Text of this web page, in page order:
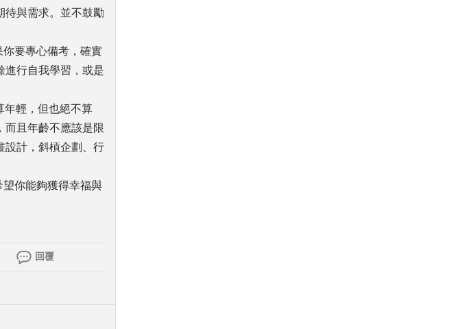
待與需求。並不鼓勵
要專心備考，確實
進行自我學習，或是
年輕，但也絕不算
而且年齡不應該是限
設計，斜槓企劃、行
你能夠獲得幸福與
回覆